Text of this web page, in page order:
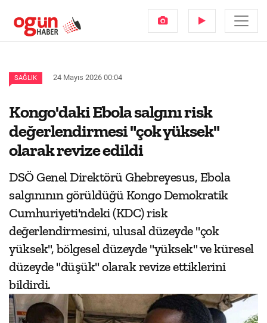
SAĞLIK 24 Mayıs 2026 00:04
Kongo'daki Ebola salgını risk
değerlendirmesi "çok yüksek"
olarak revize edildi
DSÖ Genel Direktörü Ghebreyesus, Ebola
salgınının görüldüğü Kongo Demokratik
Cumhuriyeti'ndeki (KDC) risk
değerlendirmesini, ulusal düzeyde "çok
yüksek", bölgesel düzeyde "yüksek" ve küresel
düzeyde "düşük" olarak revize ettiklerini
bildirdi.